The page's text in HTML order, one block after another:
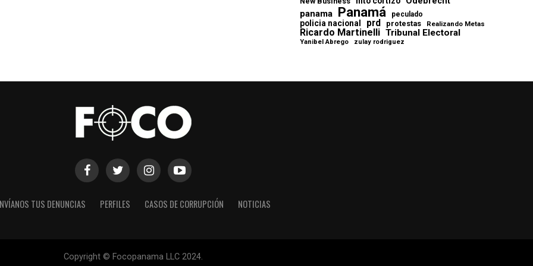
panama Panamá peculado
policia nacional prd protestas Realizando Metas
Ricardo Martinelli Tribunal Electoral
Yanibel Abrego zulay rodriguez
TUS DENUNCIAS PERFILES CASOS DE CORRUPCIÓN NOTICIAS
Copyright © Focopanama LLC 2024.